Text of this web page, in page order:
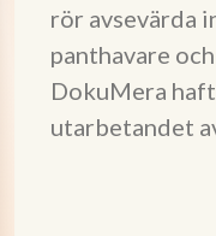
rör avsevärda
panthavare
DokuMera
utarbetandet